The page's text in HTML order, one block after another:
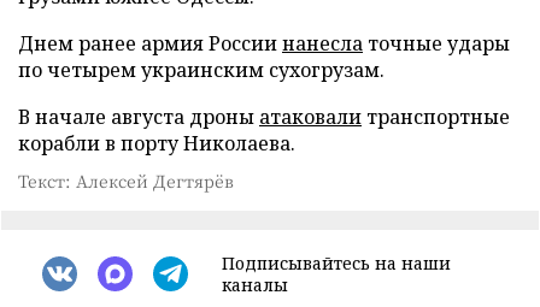
Днем ранее армия Россиинанесла точные удары
по четырем украинским сухогрузам.
В начале августа дроны атаковали транспортные
корабли в порту Николаева.
Текст: Алексей Дегтярёв
Подписывайтесь на наши
каналы